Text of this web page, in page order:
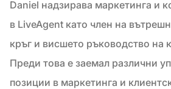
Daniel надзирава маркетинга и
в LiveAgent като член на
кръг и висшето ръководство на
Преди това е заемал различни
позиции в маркетинга и